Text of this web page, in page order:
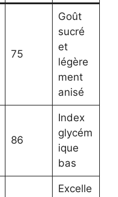
75
Goût
sucré
et
légère
ment
anisé
86
Index
glycém
ique
bas
Excelle